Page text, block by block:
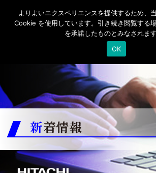
新着情報
よりよいエクスペリエンスを提供するため、
Cookie を使用しています。引き続き閲覧する
を承諾したものとみなされます
OK